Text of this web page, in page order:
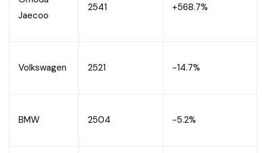
Jaecoo
2541 +568.7%
Volkswagen 2521 -14.7%
BMW 2504 -5.2%